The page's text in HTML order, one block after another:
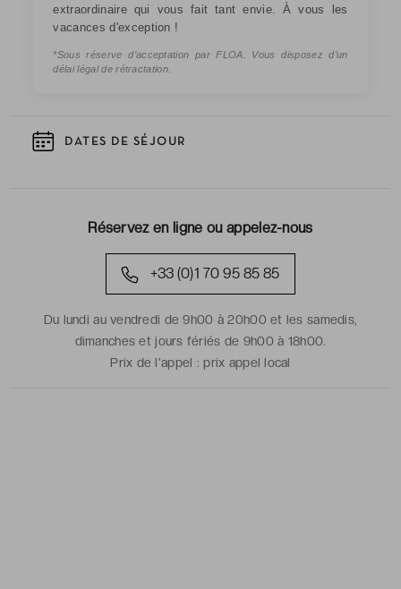
DATES DE SÉJOUR
Réservez en ligne ou appelez-nous
+33 (0)1 70 95 85 85
Du lundi au vendredi de 9h00 à 20h00 et les samedis,
dimanches et jours fériés de 9h00 à 18h00.
Prix de l'appel :prix appel local
extraordinaire qui vous fait tant envie. À vous les
vacances d'exception !
*Sous réserve d’acceptation par FLOA. Vous disposez d’un
délai légal de rétractation.